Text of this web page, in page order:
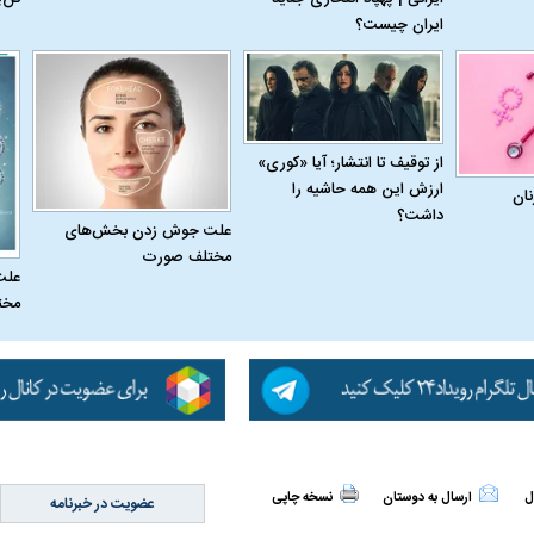
ایران چیست؟
از توقیف تا انتشار؛ آیا «کوری»
ارزش این همه حاشیه را
داشت؟
علت جوش زدن بخش‌های
مختلف صورت
ارسال به دوستان نسخه چاپی عضویت در خبرنامه
به کویت با
سخنرانی دیده نشده آیت‌الله هاشمی
رفسنجانی درباره پذیرش قطع نامه۵۹۸
ببینید| انیمیشن
جنگنده اف-۵
علت تنگی نفس و راه های درمان آن دلیل علاقه برخی